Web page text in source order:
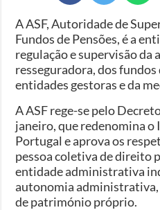
A ASF, Autoridade de
Fundos de Pensões, é a
regulação e supervisão da
resseguradora, dos
entidades gestoras e da
A ASF rege-se pelo
janeiro, que redenomina
Portugal e aprova os
pessoa coletiva de direito
entidade administrativa
autonomia administrativa,
de património próprio.